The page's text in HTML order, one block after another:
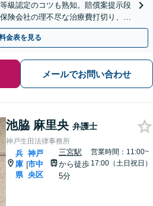
級認定のコツも熟知。賠償案提示段
険会社の理不尽な治療費打切り、減
、粘り強く戦います。
金表を見る
メールでお問い合わせ
池脇 麻里央 弁護士
神戸生田法律事務所
兵
庫
県
|
神戸
市中
央区
三宮駅
から徒歩
5分
営業時間：11:00~
17:00（土日祝日）